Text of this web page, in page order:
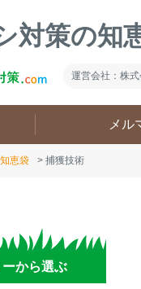
対策の知
運営会社：株
メル
恵袋 捕獲技術
ーから選ぶ